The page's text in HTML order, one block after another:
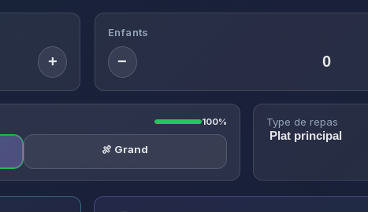
+
Enfants
−
100%
🍖 Grand
Type de repas